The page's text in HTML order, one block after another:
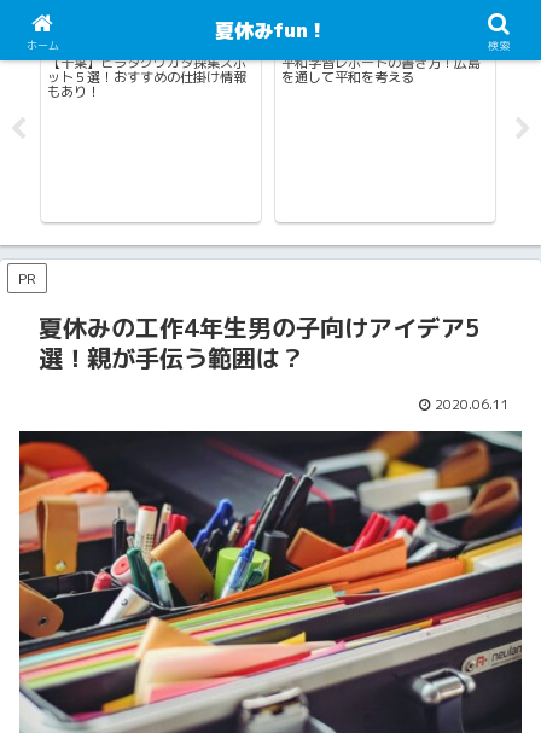
広島 【中学生】弁論文の面白いテーマ5
選！書き方講座つき！
海水浴・川遊び・プール・じゃぶじゃぶ池
水鉄砲を手作りしよう！ペットボ
トル・牛乳パック・マヨネーズ素
PR
夏休みの工作4年生男の子向けアイデア5
選！親が手伝う範囲は？
2020.06.11
ホーム
夏休みfun！
検索